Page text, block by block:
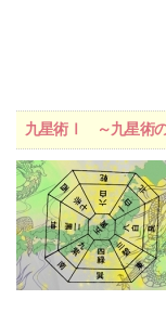
九星術Ⅰ ～九星術の